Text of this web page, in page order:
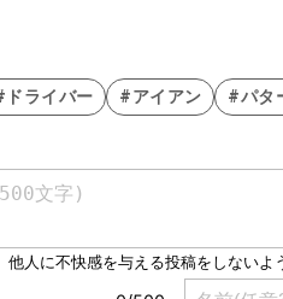
ドライバー #アイアン #パタ